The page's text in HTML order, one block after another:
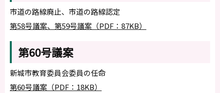
市道の路線廃止、市道の路線認定
第58号議案、第59号議案（PDF：87KB）
第60号議案
新城市教育委員会委員の任命
第60号議案（PDF：18KB）